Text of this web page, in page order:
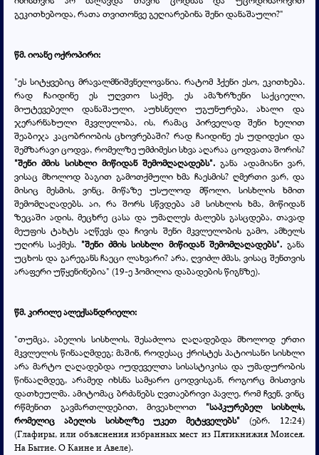
გეკითხებოდა, რათა თვითონვე გეღიარებინა შენი დანაშაული?"
წმ. იოანე ოქროპირი:
"ეს სიტყვებიც მრავალმნიშვნელოვანია. რატომ ჰქენი ესო, ეკითხება.
რად ჩაიდინე ეს უღვთო საქმე, ეს ამაზრზენი საქციელი,
მიუტევებელი დანაშაული, აუხსნელი უგუნურება, ახალი და
ჯერარნახული მკვლელობა, ის, რამაც პირველად შენი ხელით
შეაბიჯა კაცობრიობის ცხოვრებაში? რად ჩაიდინე ეს უდიდესი და
შემზარავი ცოდვა, რომელზე უმძიმესი სხვა აღარაა ცოდვათა შორის?
"შენი ძმის სისხლი მიწიდან შემომღაღადებს". განა ადამიანი ვარ,
ვისაც მხოლოდ ბაგით გამოთქმული ხმა ჩაესმის? ღმერთი ვარ, და
მისიც მესმის, ვინც, მიწაზე უსულოდ მწოლი, სისხლის ხმით
შემომღაღადებს. აი, რა შორს სწვდება ამ სისხლის ხმა, მიწიდან
ზეცაში ადის, მეცხრე ცასა და უმაღლეს ძალებს გასცდება, თავად
მეუფის ტახტს აღწევს და ჩივის შენი მკვლელობის გამო, ამხელს
უღირს საქმეს. "შენი ძმის სისხლი მიწიდან შემომღაღადებს".განა
უცხოს და გარეგანს ჩაეცი ლახვარი? არა, ღვიძლ ძმას, ვისაც შენთვის
არაფერი უწყენინებია" (19-ე ჰომილია დაბადების წიგნზე).
წმ. კირილე ალექსანდრიელი:
"თუმცა, აბელის სისხლის, შესაძლოა ღაღადებდა მხოლოდ ერთი
მკვლელის წინააღმდეგ; მაშინ, როდესაც ქრისტეს პატიოსანი სისხლი
არა მარტო ღაღადებდა იუდეველთა სისასტიკისა და უმადურობის
წინააღმდეგ, არამედ იხსნა სამყარო ცოდვისგან, როგორც მისთვის
დათხეულმა. ამიტომაც ბრძანებს ღვთაებრივი პავლე, რომ ჩვენ, ვინც
რწმენით გავმართლდებით, მივეახლოთ "საპკურებელ სისხლს,
რომელიც აბელის სისხლზე უკეთ მეტყველებს" (ებრ. 12:24)
(Глафиры, или объяснения избранных мест из Пятикнижия Моисея.
На Бытие. О Каине и Авеле).